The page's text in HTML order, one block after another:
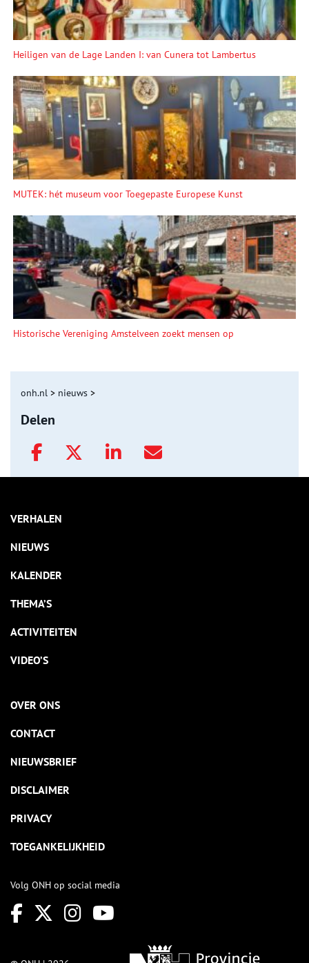
Heiligen van de Lage Landen I: van Cunera tot Lambertus
MUTEK: hét museum voor Toegepaste Europese Kunst
Historische Vereniging Amstelveen zoekt mensen op
onh.nl > nieuws >
Delen
VERHALEN
NIEUWS
KALENDER
THEMA’S
ACTIVITEITEN
VIDEO’S
OVER ONS
CONTACT
NIEUWSBRIEF
DISCLAIMER
PRIVACY
TOEGANKELIJKHEID
Volg ONH op social media